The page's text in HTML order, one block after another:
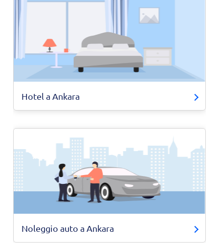
Hotel a Ankara
Noleggio auto a Ankara